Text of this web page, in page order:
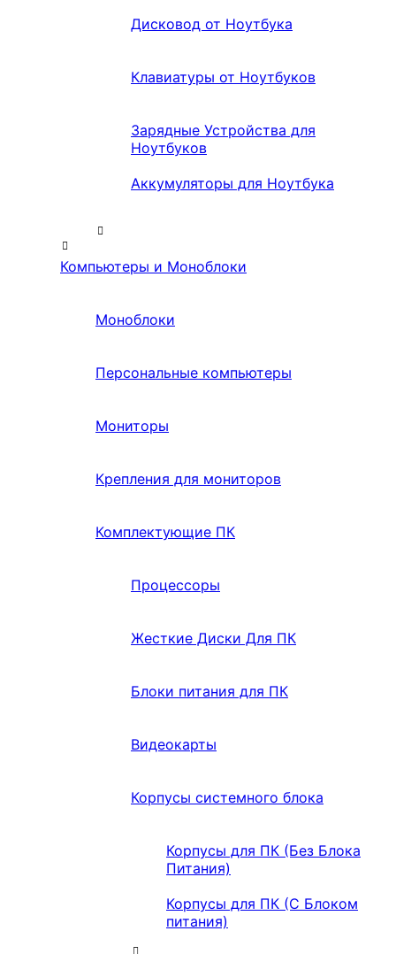
Дисковод от Ноутбука
Клавиатуры от Ноутбуков
Зарядные Устройства для
Ноутбуков
Аккумуляторы для Ноутбука
Компьютеры и Моноблоки
Моноблоки
Персональные компьютеры
Мониторы
Крепления для мониторов
Комплектующие ПК
Процессоры
Жесткие Диски Для ПК
Блоки питания для ПК
Видеокарты
Корпусы системного блока
Корпусы для ПК (Без Блока
Питания)
Корпусы для ПК (С Блоком
питания)